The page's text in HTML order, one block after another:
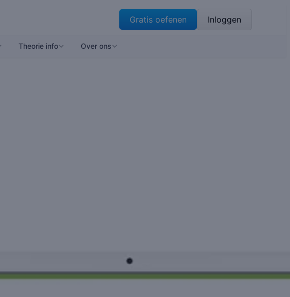
Gratis oefenen Inloggen
Theorie info Over ons